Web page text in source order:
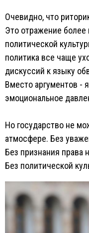
Очевидно, что
Это отражение
политической
политика все чаще
дискуссий к языку
Вместо аргументов -
эмоциональное
Но государство не
атмосфере. Без
Без признания права
Без политической